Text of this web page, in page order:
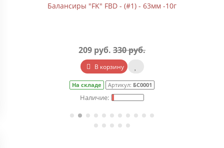
Гранулы Loonva (с силиконовыми кольцами) "Зеленый
370 руб.455 руб.
В корзину
На складе Артикул:СП0079